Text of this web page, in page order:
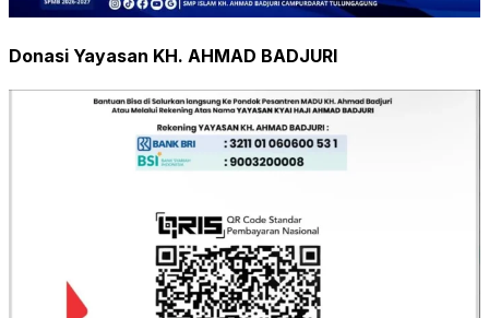
Donasi Yayasan KH. AHMAD BADJURI